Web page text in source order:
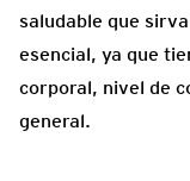
saludable que
esencial, ya que
corporal, nivel de
general.